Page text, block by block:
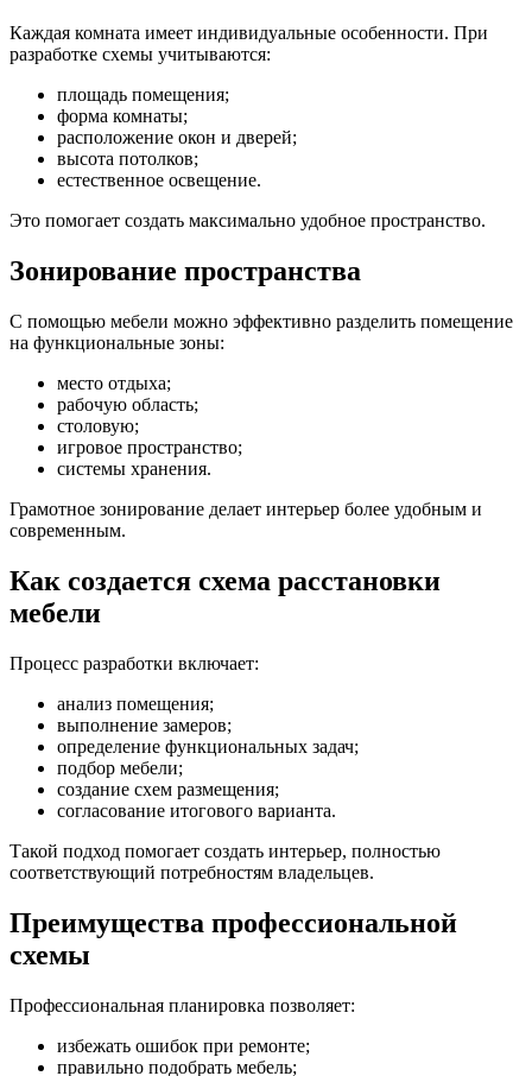
Каждая комната имеет индивидуальные особенности. При
разработке схемы учитываются:
площадь помещения;
форма комнаты;
расположение окон и дверей;
высота потолков;
естественное освещение.
Это помогает создать максимально удобное пространство.
Зонирование пространства
С помощью мебели можно эффективно разделить помещение
на функциональные зоны:
место отдыха;
рабочую область;
столовую;
игровое пространство;
системы хранения.
Грамотное зонирование делает интерьер более удобным и
современным.
Как создается схема расстановки
мебели
Процесс разработки включает:
анализ помещения;
выполнение замеров;
определение функциональных задач;
подбор мебели;
создание схем размещения;
согласование итогового варианта.
Такой подход помогает создать интерьер, полностью
соответствующий потребностям владельцев.
Преимущества профессиональной
схемы
Профессиональная планировка позволяет:
избежать ошибок при ремонте;
правильно подобрать мебель;